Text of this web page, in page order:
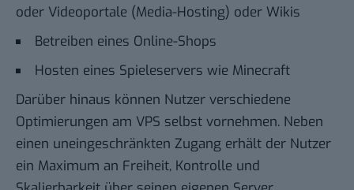
oder Videoportale (Media-Hosting) oder Wikis
Betreiben eines Online-Shops
Hosten eines Spieleservers wie Minecraft
Darüber hinaus können Nutzer verschiedene
Optimierungen am VPS selbst vornehmen. Neben
einen uneingeschränkten Zugang erhält der Nutzer
ein Maximum an Freiheit, Kontrolle und